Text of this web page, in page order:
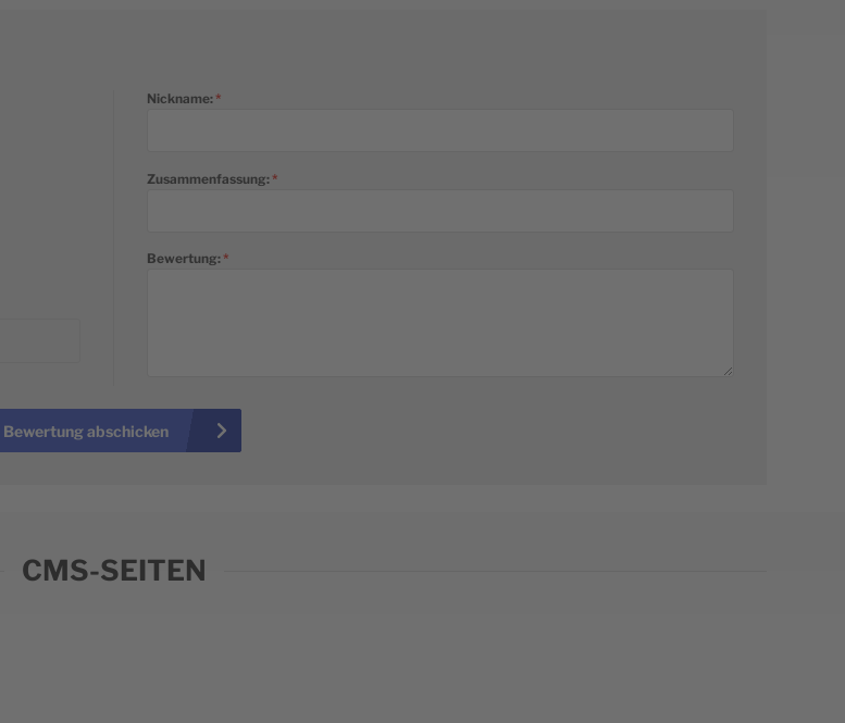
Nickname:
Zusammenfassung:
Bewertung:
Bewertung abschicken
CMS-SEITEN